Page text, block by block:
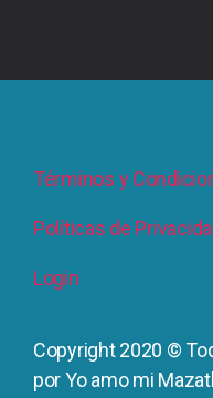
Términos y
Políticas de
Login
Copyright 2020 ©
por Yo amo mi